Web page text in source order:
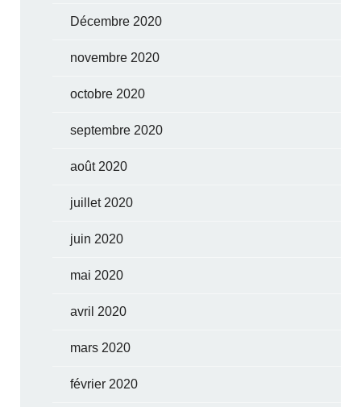
Décembre 2020
novembre 2020
octobre 2020
septembre 2020
août 2020
juillet 2020
juin 2020
mai 2020
avril 2020
mars 2020
février 2020